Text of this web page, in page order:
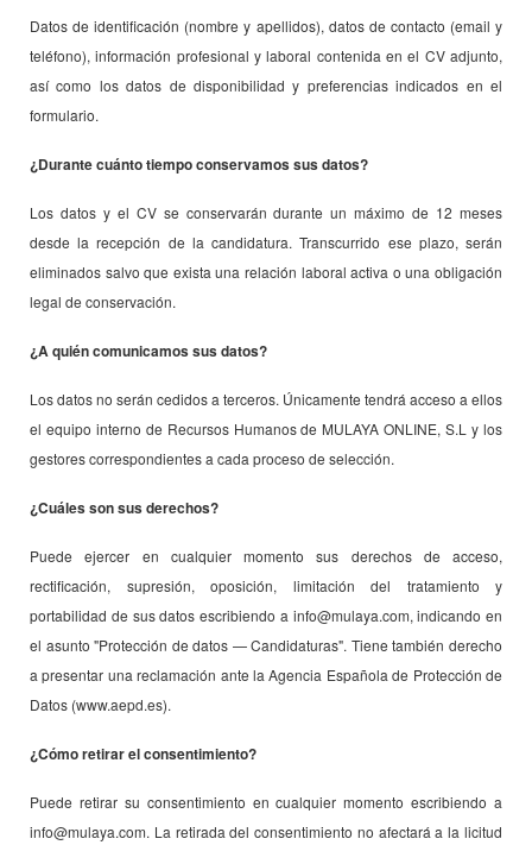
Datos de identificación (nombre y apellidos), datos de contacto (email y
teléfono), información profesional y laboral contenida en el CV adjunto,
así como los datos de disponibilidad y preferencias indicados en el
formulario.
¿Durante cuánto tiempo conservamos sus datos?
Los datos y el CV se conservarán durante un máximo de 12 meses
desde la recepción de la candidatura. Transcurrido ese plazo, serán
eliminados salvo que exista una relación laboral activa o una obligación
legal de conservación.
¿A quién comunicamos sus datos?
Los datos no serán cedidos a terceros. Únicamente tendrá acceso a ellos
el equipo interno de Recursos Humanos de MULAYA ONLINE, S.L y los
gestores correspondientes a cada proceso de selección.
¿Cuáles son sus derechos?
Puede ejercer en cualquier momento sus derechos de acceso,
rectificación, supresión, oposición, limitación del tratamiento y
portabilidad de sus datos escribiendo a info@mulaya.com, indicando en
el asunto "Protección de datos — Candidaturas". Tiene también derecho
a presentar una reclamación ante la Agencia Española de Protección de
Datos (www.aepd.es).
¿Cómo retirar el consentimiento?
Puede retirar su consentimiento en cualquier momento escribiendo a
info@mulaya.com. La retirada del consentimiento no afectará a la licitud